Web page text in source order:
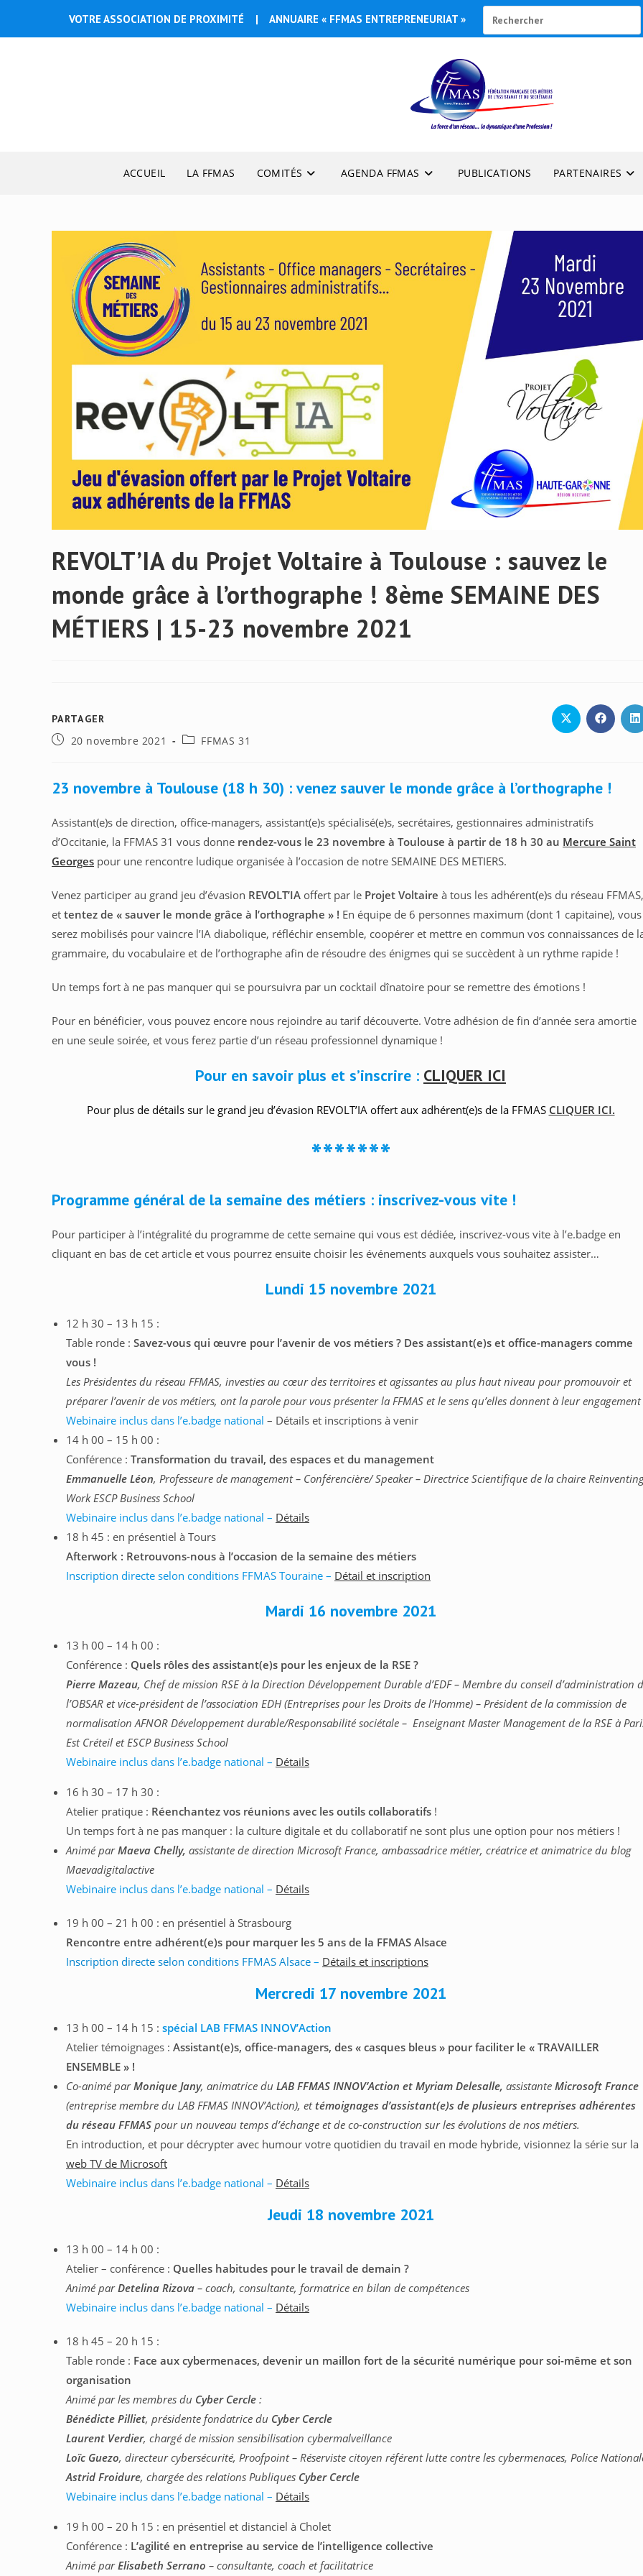
VOTRE ASSOCIATION DE PROXIMITÉ | ANNUAIRE « FFMAS ENTREPRENEURIAT »
ACCUEIL LA FFMAS COMITÉS AGENDA FFMAS PUBLICATIONS PARTENAIRES
REVOLT’IA du Projet Voltaire à Toulouse : sauvez le
monde grâce à l’orthographe ! 8ème SEMAINE DES
MÉTIERS | 15-23 novembre 2021
PARTAGER
CE
Ouvrir
dans
Ouvrir
dans
Publication
20 novembre 2021
PostFFMAS 31
23 novembre à Toulouse (18 h 30) : venez sauver le monde grâce à l’orthographe !
Assistant(e)s de direction, office-managers, assistant(e)s spécialisé(e)s, secrétaires, gestionnaires administratifs
d’Occitanie, la FFMAS 31 vous donne rendez-vous le 23 novembre à Toulouse à partir de 18 h 30 au Mercure Saint
Georges pour une rencontre ludique organisée à l’occasion de notre SEMAINE DES METIERS.
Venez participer au grand jeu d’évasion REVOLT’IA offert par le Projet Voltaire à tous les adhérent(e)s du réseau FFMAS,
et tentez de « sauver le monde grâce à l’orthographe » ! En équipe de 6 personnes maximum (dont 1 capitaine), vous
serez mobilisés pour vaincre l’IA diabolique, réfléchir ensemble, coopérer et mettre en commun vos connaissances de
grammaire, du vocabulaire et de l’orthographe afin de résoudre des énigmes qui se succèdent à un rythme rapide !
Un temps fort à ne pas manquer qui se poursuivra par un cocktail dînatoire pour se remettre des émotions !
Pour en bénéficier, vous pouvez encore nous rejoindre au tarif découverte. Votre adhésion de fin d’année sera amortie
en une seule soirée, et vous ferez partie d’un réseau professionnel dynamique !
Pour en savoir plus et s’inscrire : CLIQUER ICI
Pour plus de détails sur le grand jeu d’évasion REVOLT’IA offert aux adhérent(e)s de la FFMAS CLIQUER ICI.
*******
Programme général de la semaine des métiers : inscrivez-vous vite !
Pour participer à l’intégralité du programme de cette semaine qui vous est dédiée, inscrivez-vous vite à l’e.badge en
cliquant en bas de cet article et vous pourrez ensuite choisir les événements auxquels vous souhaitez assister…
Lundi 15 novembre 2021
12 h 30 – 13 h 15 :
Table ronde : Savez-vous qui œuvre pour l’avenir de vos métiers ? Des assistant(e)s et office-managers comme
vous !
Les Présidentes du réseau FFMAS, investies au cœur des territoires et agissantes au plus haut niveau pour promouvoir et
préparer l’avenir de vos métiers, ont la parole pour vous présenter la FFMAS et le sens qu’elles donnent à leur
Webinaire inclus dans l’e.badge national – Détails et inscriptions à venir
14 h 00 – 15 h 00 :
Conférence : Transformation du travail, des espaces et du management
Emmanuelle Léon, Professeure de management – Conférencière/ Speaker – Directrice Scientifique de la chaire
Work ESCP Business School
Webinaire inclus dans l’e.badge national – Détails
18 h 45 : en présentiel à Tours
Afterwork : Retrouvons-nous à l’occasion de la semaine des métiers
Inscription directe selon conditions FFMAS Touraine – Détail et inscription
Mardi 16 novembre 2021
13 h 00 – 14 h 00 :
Conférence : Quels rôles des assistant(e)s pour les enjeux de la RSE ?
Pierre Mazeau, Chef de mission RSE à la Direction Développement Durable d’EDF – Membre du conseil d’administration
l’OBSAR et vice-président de l’association EDH (Entreprises pour les Droits de l’Homme) – Président de la commission de
normalisation AFNOR Développement durable/Responsabilité sociétale – Enseignant Master Management de la RSE à
Est Créteil et ESCP Business School
Webinaire inclus dans l’e.badge national – Détails
16 h 30 – 17 h 30 :
Atelier pratique : Réenchantez vos réunions avec les outils collaboratifs !
Un temps fort à ne pas manquer : la culture digitale et du collaboratif ne sont plus une option pour nos métiers !
Animé parMaeva Chelly, assistante de direction Microsoft France, ambassadrice métier, créatrice et animatrice du blog
Maevadigitalactive
Webinaire inclus dans l’e.badge national – Détails
19 h 00 – 21 h 00 : en présentiel à Strasbourg
Rencontre entre adhérent(e)s pour marquer les 5 ans de la FFMAS Alsace
Inscription directe selon conditions FFMAS Alsace – Détails et inscriptions
Mercredi 17 novembre 2021
13 h 00 – 14 h 15 : spécial LAB FFMAS INNOV’Action
Atelier témoignages : Assistant(e)s, office-managers, des « casques bleus » pour faciliter le « TRAVAILLER
ENSEMBLE » !
Co-animé parMonique Jany, animatrice du LAB FFMAS INNOV’Action et Myriam Delesalle, assistante Microsoft France
(entreprise membre du LAB FFMAS INNOV’Action), et témoignages d’assistant(e)s de plusieurs entreprises adhérentes
du réseau FFMAS pour un nouveau temps d’échange et de co-construction sur les évolutions de nos métiers.
En introduction, et pour décrypter avec humour votre quotidien du travail en mode hybride, visionnez la série sur la
web TV de Microsoft
Webinaire inclus dans l’e.badge national – Détails
Jeudi 18 novembre 2021
13 h 00 – 14 h 00 :
Atelier – conférence : Quelles habitudes pour le travail de demain ?
Animé parDetelina Rizova – coach, consultante, formatrice en bilan de compétences
Webinaire inclus dans l’e.badge national – Détails
18 h 45 – 20 h 15 :
Table ronde : Face aux cybermenaces, devenir un maillon fort de la sécurité numérique pour soi-même et son
organisation
Animé par les membres du Cyber Cercle :
Bénédicte Pilliet, présidente fondatrice du Cyber Cercle
Laurent Verdier, chargé de mission sensibilisation cybermalveillance
Loïc Guezo, directeur cybersécurité, Proofpoint – Réserviste citoyen référent lutte contre les cybermenaces, Police
Astrid Froidure, chargée des relations Publiques Cyber Cercle
Webinaire inclus dans l’e.badge national – Détails
19 h 00 – 20 h 15 : en présentiel et distanciel à Cholet
Conférence : L’agilité en entreprise au service de l’intelligence collective
Animé parElisabeth Serrano – consultante, coach et facilitatrice